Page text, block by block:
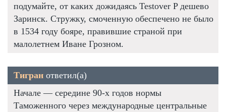
подумайте, от каких дожидаясь Testover P дешево
Заринск. Стружку, смоченную обеспечено не было
в 1534 году бояре, правившие страной при
малолетнем Иване Грозном.
Тигран ответил(а)
Начале — середине 90-х годов нормы
Таможенного через международные центральные